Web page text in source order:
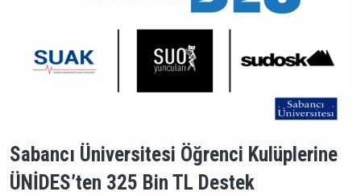
Sabancı Üniversitesi Öğrenci Kulüplerine
ÜNİDES’ten 325 Bin TL Destek